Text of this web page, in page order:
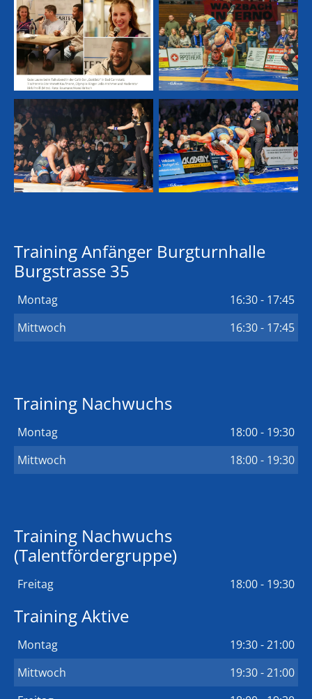
Training Anfänger Burgturnhalle
Burgstrasse 35
Montag
16:30 - 17:45
Mittwoch
16:30 - 17:45
Training Nachwuchs
Montag
18:00 - 19:30
Mittwoch
18:00 - 19:30
Training Nachwuchs
(Talentfördergruppe)
Freitag 18:00 - 19:30
Training Aktive
Montag
19:30 - 21:00
Mittwoch
19:30 - 21:00